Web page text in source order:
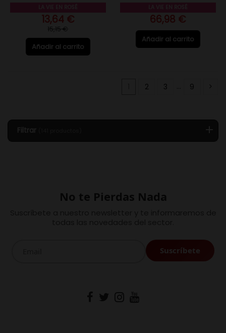
13,64 €
15,15 €
Añadir al carrito
66,98 €
Añadir al carrito
2 3 … 9
No te Pierdas Nada